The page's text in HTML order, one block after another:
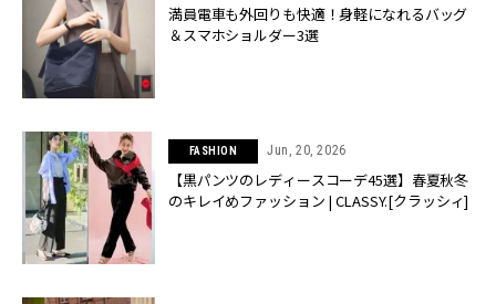
満員電車も外回りも快適！身軽になれるバッグ
＆スマホショルダー3選
FASHION Jun, 20, 2026
【黒パンツのレディースコーデ45選】春夏秋冬
のキレイめファッション | CLASSY.[クラッシィ]